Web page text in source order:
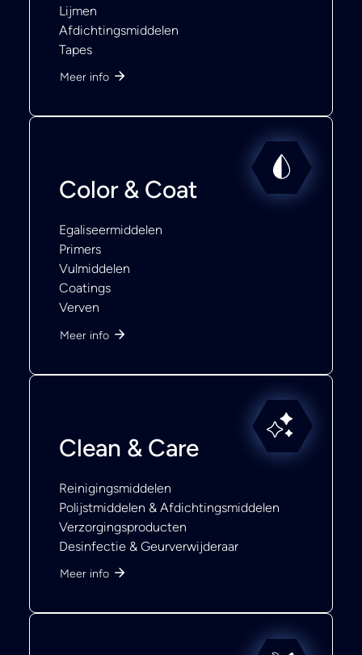
Lijmen
Afdichtingsmiddelen
Tapes
Meer info
Color & Coat
Egaliseermiddelen
Primers
Vulmiddelen
Coatings
Verven
Meer info
Clean & Care
Reinigingsmiddelen
Polijstmiddelen & Afdichtingsmiddelen
Verzorgingsproducten
Desinfectie & Geurverwijderaar
Meer info